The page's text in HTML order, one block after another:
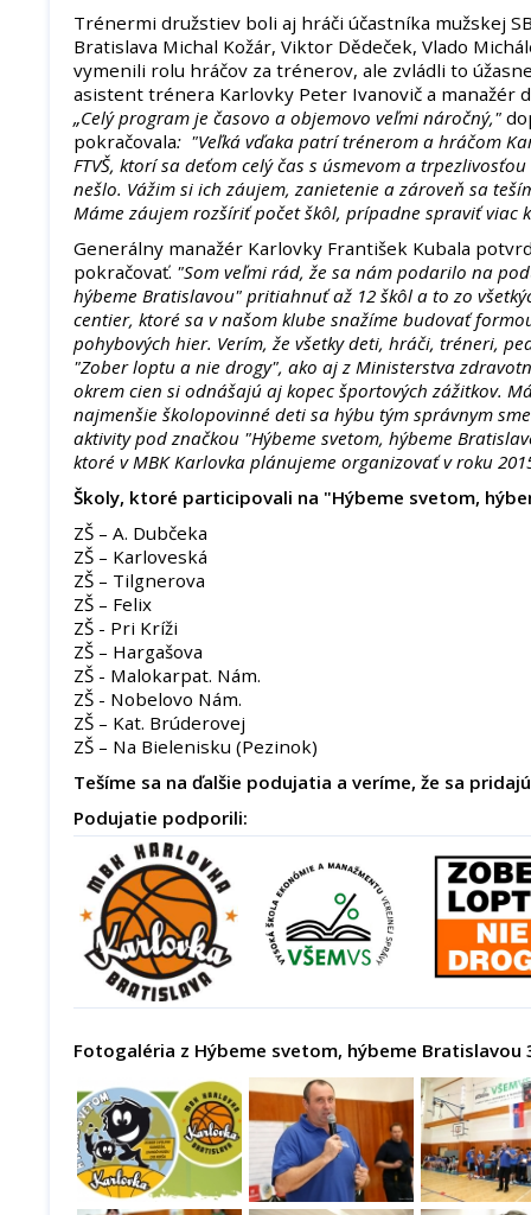
Trénermi družstiev boli aj hráči účastníka mužskej
Bratislava Michal Kožár, Viktor Dědeček, Vlado
vymenili rolu hráčov za trénerov, ale zvládli to
asistent trénera Karlovky Peter Ivanovič a manažér
„Celý program je časovo a objemovo veľmi náročný,"
pokračovala: "Veľká vďaka patrí trénerom a hráčom
FTVŠ, ktorí sa deťom celý čas s úsmevom a
nešlo. Vážim si ich záujem, zanietenie a zároveň sa
Máme záujem rozšíriť počet škôl, prípadne spraviť viac
Generálny manažér Karlovky František Kubala
pokračovať. "Som veľmi rád, že sa nám podarilo na
hýbeme Bratislavou" pritiahnuť až 12 škôl a to zo
centier, ktoré sa v našom klube snažíme budovať
pohybových hier. Verím, že všetky deti, hráči, tréneri,
"Zober loptu a nie drogy", ako aj z Ministerstva
okrem cien si odnášajú aj kopec športových zážitkov.
najmenšie školopovinné deti sa hýbu tým správnym
aktivity pod značkou "Hýbeme svetom, hýbeme
ktoré v MBK Karlovka plánujeme organizovať v roku
Školy, ktoré participovali na "Hýbeme svetom,
ZŠ – A. Dubčeka
ZŠ – Karloveská
ZŠ – Tilgnerova
ZŠ – Felix
ZŠ - Pri Kríži
ZŠ – Hargašova
ZŠ - Malokarpat. Nám.
ZŠ - Nobelovo Nám.
ZŠ – Kat. Brúderovej
ZŠ – Na Bielenisku (Pezinok)
Tešíme sa na ďalšie podujatia a veríme, že sa
Podujatie podporili:
Fotogaléria z Hýbeme svetom, hýbeme Bratislavou